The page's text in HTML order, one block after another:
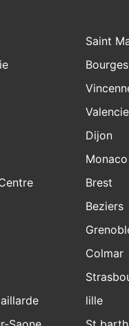
Saint
Bourges
Dijon
Monaco
Brest
Beziers
Colmar
lille